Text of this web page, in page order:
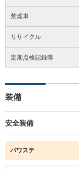
禁煙車
リサイクル
定期点検記録簿
装備
安全装備
パワステ